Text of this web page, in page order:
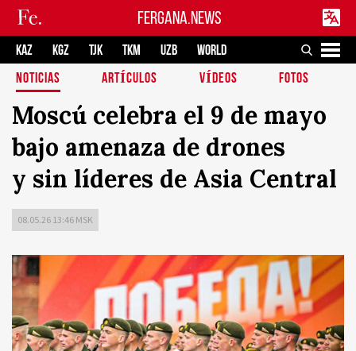
FERGANA.NEWS
KAZ KGZ TJK TKM UZB
WORLD
NOTICIAS
ARTÍCULOS VÍDEOS FOTOS
Moscú celebra el 9 de mayo
bajo amenaza de drones
y sin líderes de Asia Central
08.05.26 13:46 MSK